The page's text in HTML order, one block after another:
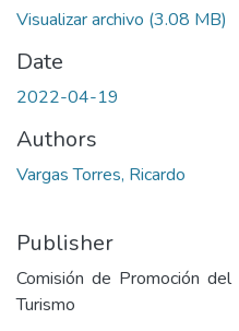
Visualizar archivo (3.08 MB)
Date
2022-04-19
Authors
Vargas Torres, Ricardo
Publisher
Comisión de Promoción
Turismo